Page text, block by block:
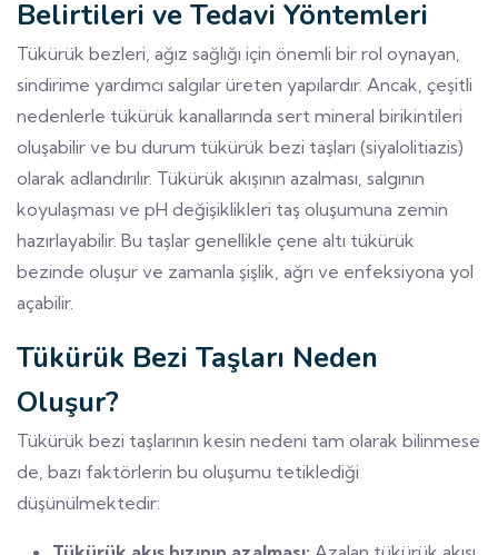
Belirtileri ve Tedavi Yöntemleri
Tükürük bezleri, ağız sağlığı için önemli bir rol oynayan,
sindirime yardımcı salgılar üreten yapılardır. Ancak, çeşitli
nedenlerle tükürük kanallarında sert mineral birikintileri
oluşabilir ve bu durum tükürük bezi taşları (siyalolitiazis)
olarak adlandırılır. Tükürük akışının azalması, salgının
koyulaşması ve pH değişiklikleri taş oluşumuna zemin
hazırlayabilir. Bu taşlar genellikle çene altı tükürük
bezinde oluşur ve zamanla şişlik, ağrı ve enfeksiyona yol
açabilir.
Tükürük Bezi Taşları Neden
Oluşur?
Tükürük bezi taşlarının kesin nedeni tam olarak bilinmese
de, bazı faktörlerin bu oluşumu tetiklediği
düşünülmektedir: